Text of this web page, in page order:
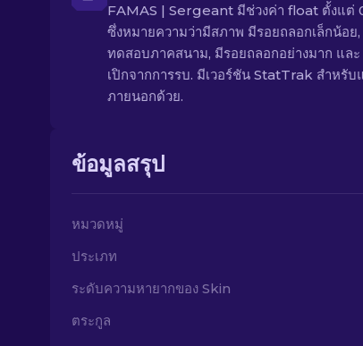
FAMAS | Sergeant มีช่วงค่า float ตั้งแต่
ซึ่งหมายความว่ามีสภาพ มีรอยถลอกเล็กน้อย,
ทดสอบภาคสนาม, มีรอยถลอกอย่างมาก แล
เปิกจากการรบ. มีเวอร์ชัน StatTrak สำหรั
ภายนอกด้วย.
ข้อมูลสรุป
หมวดหมู่
ประเภท
ระดับความหายากของ Skin
ตระกูล